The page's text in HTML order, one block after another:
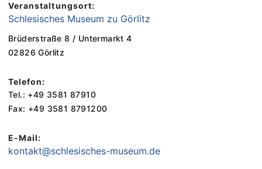
Veranstaltungsort:
Schlesisches Museum zu Görlitz
Brüderstraße 8 / Untermarkt 4
02826 Görlitz
Telefon:
Tel.: +49 3581 87910
Fax: +49 3581 8791200
E-Mail:
kontakt@schlesisches-museum.de